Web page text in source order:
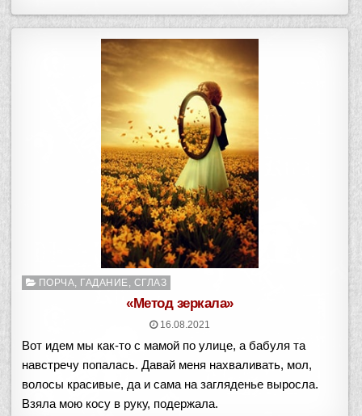
Опубликовано
ПОРЧА, ГАДАНИЕ, СГЛАЗ
«Метод зеркала»
16.08.2021
Вот идем мы как-то с мамой по улице, а бабуля та
навстречу попалась. Давай меня нахваливать, мол,
волосы красивые, да и сама на загляденье выросла.
Взяла мою косу в руку, подержала.